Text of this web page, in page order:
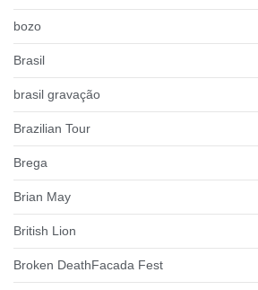
bozo
Brasil
brasil gravação
Brazilian Tour
Brega
Brian May
British Lion
Broken DeathFacada Fest